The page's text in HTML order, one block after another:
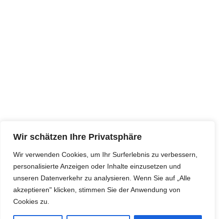
Wir schätzen Ihre Privatsphäre
Wir verwenden Cookies, um Ihr Surferlebnis zu verbessern,
personalisierte Anzeigen oder Inhalte einzusetzen und
unseren Datenverkehr zu analysieren. Wenn Sie auf „Alle
akzeptieren" klicken, stimmen Sie der Anwendung von
Cookies zu.